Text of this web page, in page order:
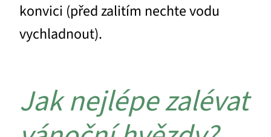
konvici (před zalitím nechte vodu
vychladnout).
Jak nejlépe zalévat